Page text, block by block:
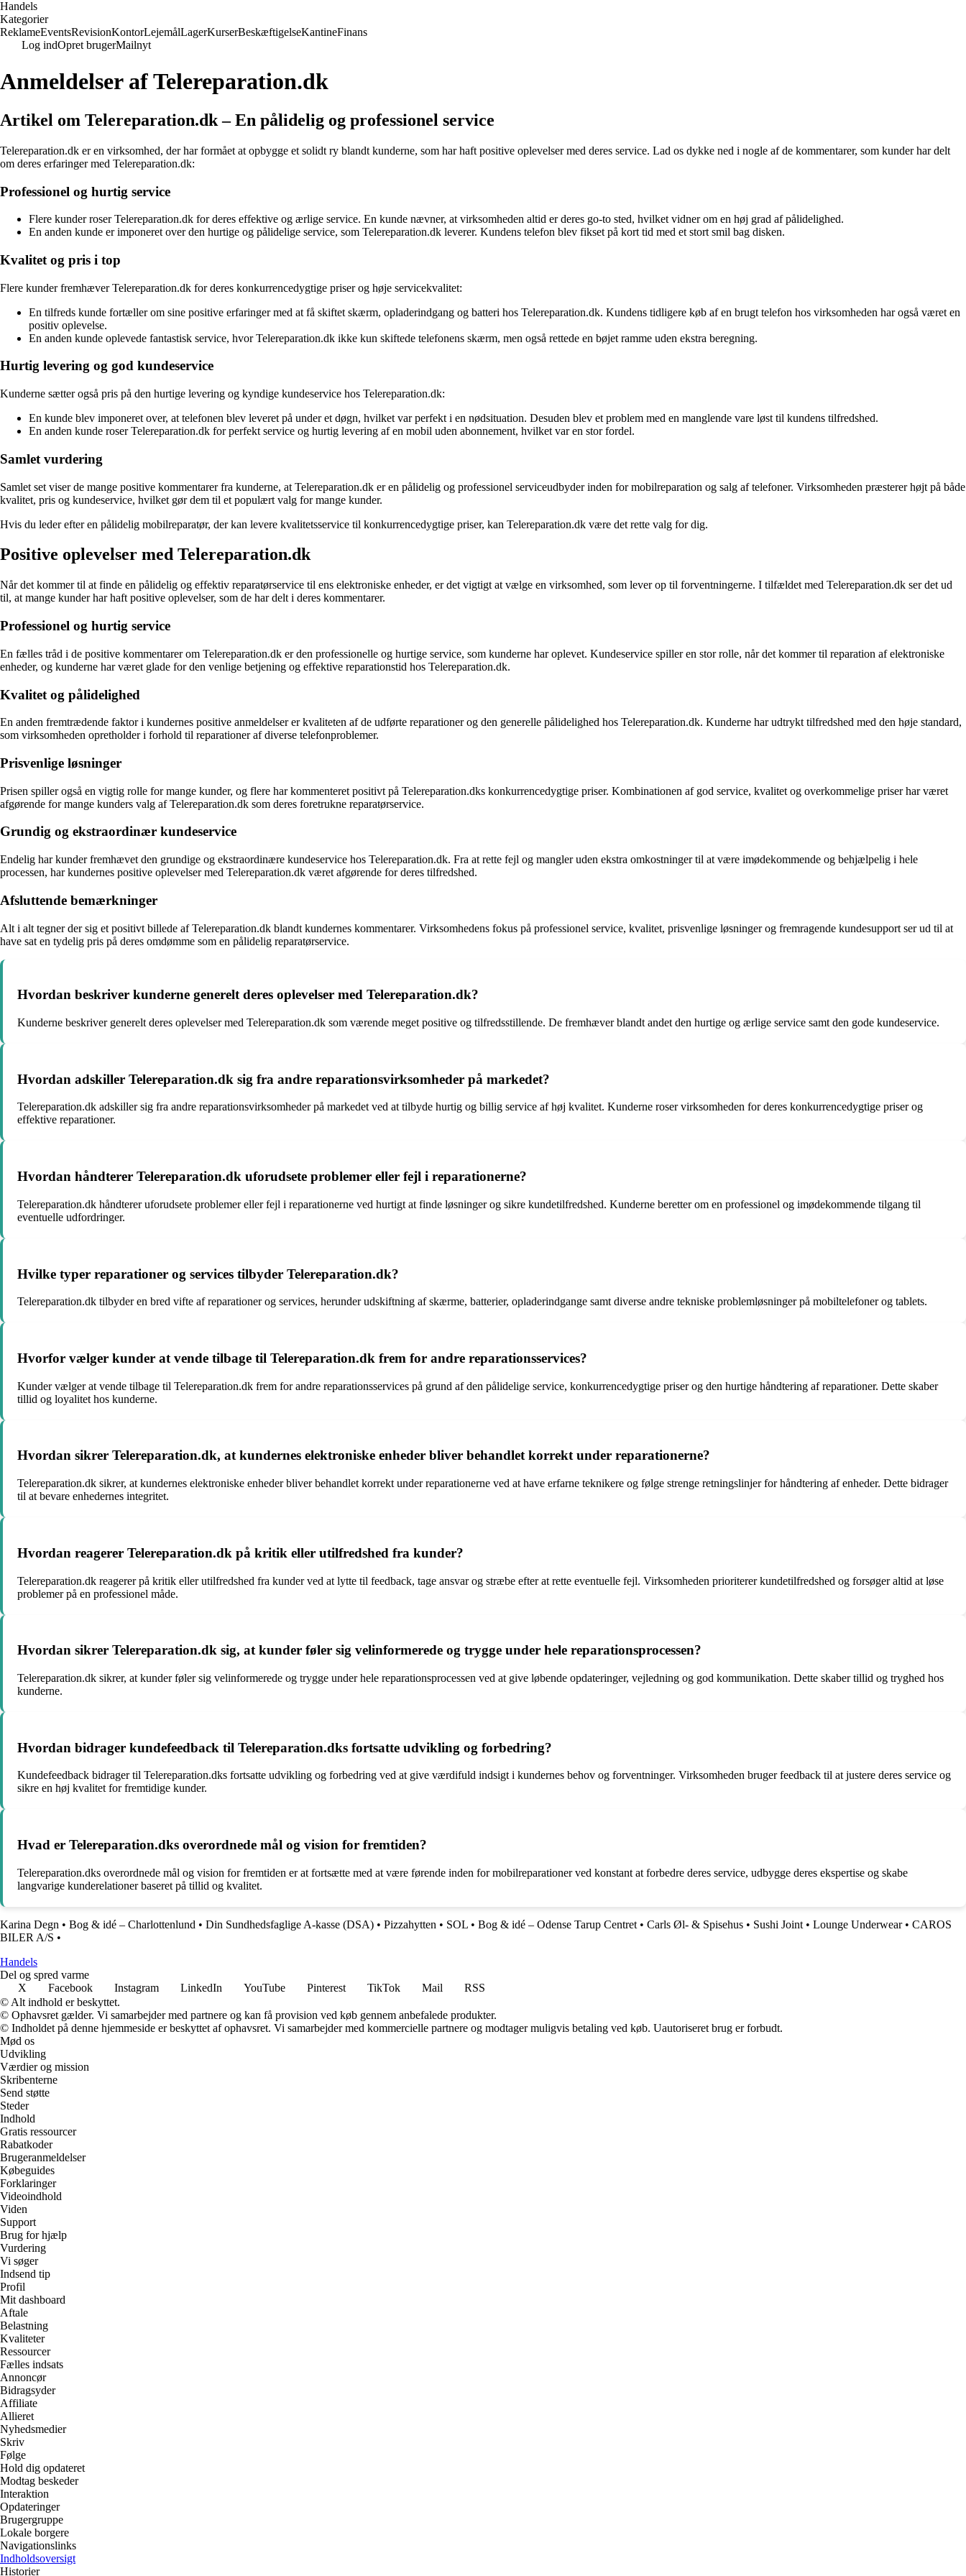
Handels
Kategorier
ReklameEventsRevisionKontorLejemålLagerKurserBeskæftigelseKantineFinans
Log indOpret brugerMailnyt
Anmeldelser af Telereparation.dk
Artikel om Telereparation.dk – En pålidelig og professionel service
Telereparation.dk er en virksomhed, der har formået at opbygge et solidt ry blandt kunderne, som har haft positive oplevelser med deres service. Lad os dykke ned i nogle af de kommentarer, som kunder har delt
om deres erfaringer med Telereparation.dk:
Professionel og hurtig service
Flere kunder roser Telereparation.dk for deres effektive og ærlige service. En kunde nævner, at virksomheden altid er deres go-to sted, hvilket vidner om en høj grad af pålidelighed.
En anden kunde er imponeret over den hurtige og pålidelige service, som Telereparation.dk leverer. Kundens telefon blev fikset på kort tid med et stort smil bag disken.
Kvalitet og pris i top
Flere kunder fremhæver Telereparation.dk for deres konkurrencedygtige priser og høje servicekvalitet:
En tilfreds kunde fortæller om sine positive erfaringer med at få skiftet skærm, opladerindgang og batteri hos Telereparation.dk. Kundens tidligere køb af en brugt telefon hos virksomheden har også været en
positiv oplevelse.
En anden kunde oplevede fantastisk service, hvor Telereparation.dk ikke kun skiftede telefonens skærm, men også rettede en bøjet ramme uden ekstra beregning.
Hurtig levering og god kundeservice
Kunderne sætter også pris på den hurtige levering og kyndige kundeservice hos Telereparation.dk:
En kunde blev imponeret over, at telefonen blev leveret på under et døgn, hvilket var perfekt i en nødsituation. Desuden blev et problem med en manglende vare løst til kundens tilfredshed.
En anden kunde roser Telereparation.dk for perfekt service og hurtig levering af en mobil uden abonnement, hvilket var en stor fordel.
Samlet vurdering
Samlet set viser de mange positive kommentarer fra kunderne, at Telereparation.dk er en pålidelig og professionel serviceudbyder inden for mobilreparation og salg af telefoner. Virksomheden præsterer højt på både
kvalitet, pris og kundeservice, hvilket gør dem til et populært valg for mange kunder.
Hvis du leder efter en pålidelig mobilreparatør, der kan levere kvalitetsservice til konkurrencedygtige priser, kan Telereparation.dk være det rette valg for dig.
Positive oplevelser med Telereparation.dk
Når det kommer til at finde en pålidelig og effektiv reparatørservice til ens elektroniske enheder, er det vigtigt at vælge en virksomhed, som lever op til forventningerne. I tilfældet med Telereparation.dk ser det ud
til, at mange kunder har haft positive oplevelser, som de har delt i deres kommentarer.
Professionel og hurtig service
En fælles tråd i de positive kommentarer om Telereparation.dk er den professionelle og hurtige service, som kunderne har oplevet. Kundeservice spiller en stor rolle, når det kommer til reparation af elektroniske
enheder, og kunderne har været glade for den venlige betjening og effektive reparationstid hos Telereparation.dk.
Kvalitet og pålidelighed
En anden fremtrædende faktor i kundernes positive anmeldelser er kvaliteten af de udførte reparationer og den generelle pålidelighed hos Telereparation.dk. Kunderne har udtrykt tilfredshed med den høje standard,
som virksomheden opretholder i forhold til reparationer af diverse telefonproblemer.
Prisvenlige løsninger
Prisen spiller også en vigtig rolle for mange kunder, og flere har kommenteret positivt på Telereparation.dks konkurrencedygtige priser. Kombinationen af god service, kvalitet og overkommelige priser har været
afgørende for mange kunders valg af Telereparation.dk som deres foretrukne reparatørservice.
Grundig og ekstraordinær kundeservice
Endelig har kunder fremhævet den grundige og ekstraordinære kundeservice hos Telereparation.dk. Fra at rette fejl og mangler uden ekstra omkostninger til at være imødekommende og behjælpelig i hele
processen, har kundernes positive oplevelser med Telereparation.dk været afgørende for deres tilfredshed.
Afsluttende bemærkninger
Alt i alt tegner der sig et positivt billede af Telereparation.dk blandt kundernes kommentarer. Virksomhedens fokus på professionel service, kvalitet, prisvenlige løsninger og fremragende kundesupport ser ud til at
have sat en tydelig pris på deres omdømme som en pålidelig reparatørservice.
Hvordan beskriver kunderne generelt deres oplevelser med Telereparation.dk?
Kunderne beskriver generelt deres oplevelser med Telereparation.dk som værende meget positive og tilfredsstillende. De fremhæver blandt andet den hurtige og ærlige service samt den gode kundeservice.
Hvordan adskiller Telereparation.dk sig fra andre reparationsvirksomheder på markedet?
Telereparation.dk adskiller sig fra andre reparationsvirksomheder på markedet ved at tilbyde hurtig og billig service af høj kvalitet. Kunderne roser virksomheden for deres konkurrencedygtige priser og
effektive reparationer.
Hvordan håndterer Telereparation.dk uforudsete problemer eller fejl i reparationerne?
Telereparation.dk håndterer uforudsete problemer eller fejl i reparationerne ved hurtigt at finde løsninger og sikre kundetilfredshed. Kunderne beretter om en professionel og imødekommende tilgang til
eventuelle udfordringer.
Hvilke typer reparationer og services tilbyder Telereparation.dk?
Telereparation.dk tilbyder en bred vifte af reparationer og services, herunder udskiftning af skærme, batterier, opladerindgange samt diverse andre tekniske problemløsninger på mobiltelefoner og tablets.
Hvorfor vælger kunder at vende tilbage til Telereparation.dk frem for andre reparationsservices?
Kunder vælger at vende tilbage til Telereparation.dk frem for andre reparationsservices på grund af den pålidelige service, konkurrencedygtige priser og den hurtige håndtering af reparationer. Dette skaber
tillid og loyalitet hos kunderne.
Hvordan sikrer Telereparation.dk, at kundernes elektroniske enheder bliver behandlet korrekt under reparationerne?
Telereparation.dk sikrer, at kundernes elektroniske enheder bliver behandlet korrekt under reparationerne ved at have erfarne teknikere og følge strenge retningslinjer for håndtering af enheder. Dette bidrager
til at bevare enhedernes integritet.
Hvordan reagerer Telereparation.dk på kritik eller utilfredshed fra kunder?
Telereparation.dk reagerer på kritik eller utilfredshed fra kunder ved at lytte til feedback, tage ansvar og stræbe efter at rette eventuelle fejl. Virksomheden prioriterer kundetilfredshed og forsøger altid at løse
problemer på en professionel måde.
Hvordan sikrer Telereparation.dk sig, at kunder føler sig velinformerede og trygge under hele reparationsprocessen?
Telereparation.dk sikrer, at kunder føler sig velinformerede og trygge under hele reparationsprocessen ved at give løbende opdateringer, vejledning og god kommunikation. Dette skaber tillid og tryghed hos
kunderne.
Hvordan bidrager kundefeedback til Telereparation.dks fortsatte udvikling og forbedring?
Kundefeedback bidrager til Telereparation.dks fortsatte udvikling og forbedring ved at give værdifuld indsigt i kundernes behov og forventninger. Virksomheden bruger feedback til at justere deres service og
sikre en høj kvalitet for fremtidige kunder.
Hvad er Telereparation.dks overordnede mål og vision for fremtiden?
Telereparation.dks overordnede mål og vision for fremtiden er at fortsætte med at være førende inden for mobilreparationer ved konstant at forbedre deres service, udbygge deres ekspertise og skabe
langvarige kunderelationer baseret på tillid og kvalitet.
Karina Degn • Bog & idé – Charlottenlund • Din Sundhedsfaglige A-kasse (DSA) • Pizzahytten • SOL • Bog & idé – Odense Tarup Centret • Carls Øl- & Spisehus • Sushi Joint • Lounge Underwear• CAROS
BILER A/S •
Handels
Del og spred varme
X
Facebook Instagram LinkedIn YouTube Pinterest TikTok Mail
RSS
© Alt indhold er beskyttet.
© Ophavsret gælder. Vi samarbejder med partnere og kan få provision ved køb gennem anbefalede produkter.
© Indholdet på denne hjemmeside er beskyttet af ophavsret. Vi samarbejder med kommercielle partnere og modtager muligvis betaling ved køb. Uautoriseret brug er forbudt.
Mød os
Udvikling
Værdier og mission
Skribenterne
Send støtte
Steder
Indhold
Gratis ressourcer
Rabatkoder
Brugeranmeldelser
Købeguides
Forklaringer
Videoindhold
Viden
Support
Brug for hjælp
Vurdering
Vi søger
Indsend tip
Profil
Mit dashboard
Aftale
Belastning
Kvaliteter
Ressourcer
Fælles indsats
Annoncør
Bidragsyder
Affiliate
Allieret
Nyhedsmedier
Skriv
Følge
Hold dig opdateret
Modtag beskeder
Interaktion
Opdateringer
Brugergruppe
Lokale borgere
Navigationslinks
Indholdsoversigt
Historier